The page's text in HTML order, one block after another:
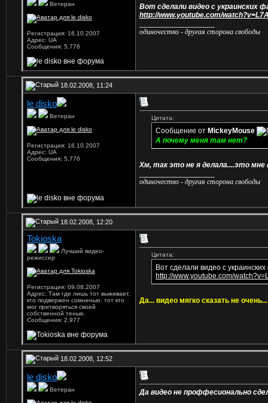
Ветеран
Регистрация: 16.10.2007
Адрес: UA
Сообщения: 5,776
Вот сделали видео с украинских
http://www.youtube.com/
одиночество - другая сторона свободы
18.02.2008, 11:24
le disko
Ветеран
Регистрация: 16.10.2007
Адрес: UA
Сообщения: 5,776
Цитата:
Сообщение от MickeyMouse
А почему меня там нет?
Хм, так это не я делала....это мне
одиночество - другая сторона свободы
18.02.2008, 12:20
Tokioska
Лучший видео-
режиссер
Регистрация: 09.08.2007
Адрес: Там где лишь тот выживает,
кто подвержен сомненью. тот кто
мог притворяться своей
собственной тенью.
Сообщения: 2,977
Цитата:
Вот сделали видео с
http://www.youtube.com/
Да... видео мягко сказать не
18.02.2008, 12:52
le disko
Ветеран
Да видео не проффесионально